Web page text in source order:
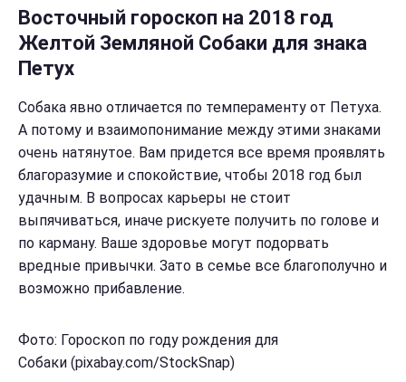
Восточный гороскоп на 2018 год
Желтой Земляной Собаки для знака
Петух
Собака явно отличается по темпераменту от Петуха.
А потому и взаимопонимание между этими знаками
очень натянутое. Вам придется все время проявлять
благоразумие и спокойствие, чтобы 2018 год был
удачным. В вопросах карьеры не стоит
выпячиваться, иначе рискуете получить по голове и
по карману. Ваше здоровье могут подорвать
вредные привычки. Зато в семье все благополучно и
возможно прибавление.
Фото: Гороскоп по году рождения для
Собаки (pixabay.com/StockSnap)